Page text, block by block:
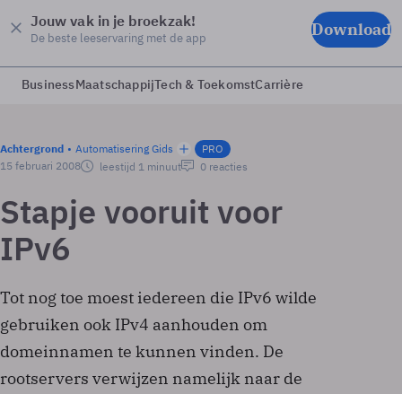
Jouw vak in je broekzak!
De beste leeservaring met de app Download
BusinessMaatschappijTech & ToekomstCarrière
Achtergrond Automatisering Gids
PRO
15 februari 2008
leestijd 1 minuut 0 reacties
Stapje vooruit voor
IPv6
Tot nog toe moest iedereen die IPv6 wilde
gebruiken ook IPv4 aanhouden om
domeinnamen te kunnen vinden. De
rootservers verwijzen namelijk naar de